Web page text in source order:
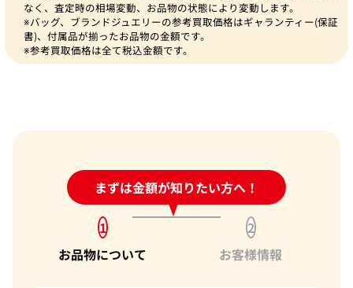
なく、査定時の相場変動、お品物の状態により変動します。
※バッグ、ブランドジュエリーの参考買取価格はギャランティー(保証
書)、付属品が揃ったお品物の金額です。
※参考買取価格は全て税込金額です。
まずは金額が知りたい方へ！
24時間受付中!問い合わせフォーム
1
お品物について
2
お客様情報